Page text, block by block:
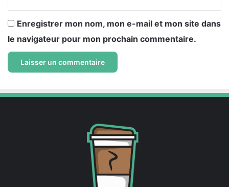
Enregistrer mon nom, mon e-mail et mon site dans
le navigateur pour mon prochain commentaire.